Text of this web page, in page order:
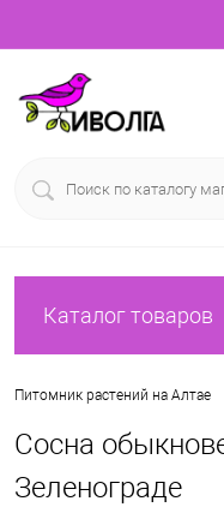
Каталог товаров
Питомник растений на Алтае
Сосна
Зеленограде